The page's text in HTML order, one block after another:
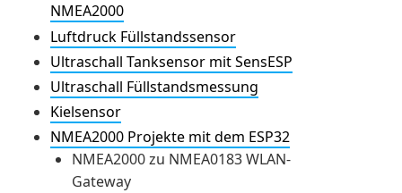
NMEA2000
Luftdruck Füllstandssensor
Ultraschall Tanksensor mit SensESP
Ultraschall Füllstandsmessung
Kielsensor
NMEA2000 Projekte mit dem ESP32
NMEA2000 zu NMEA0183 WLAN-
Gateway